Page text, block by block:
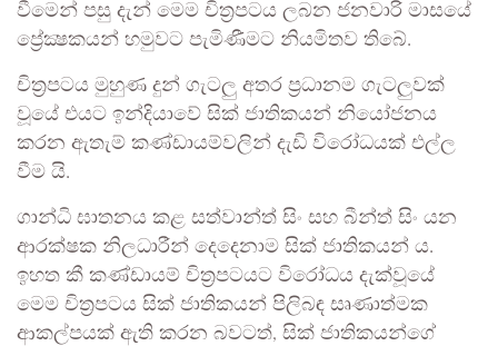
වීමෙන් පසු දැන් මෙම චිත්‍රපටය ලබන ජනවාරි මාසයේ
ප්‍රේක්‍ෂකයන් හමුවට පැමිණීමට නියමිතව තිබේ.
චිත්‍රපටය මුහුණ දුන් ගැටලු අතර ප්‍රධානම ගැටලුවක්
වූයේ එයට ඉන්දියාවේ සික් ජාතිකයන් නියෝජනය
කරන ඇතැම් කණ්ඩායම්වලින් දැඩි විරෝධයක් එල්ල
වීම යි.
ගාන්ධි ඝාතනය කළ සත්වාන්ත් සිං සහ බීන්ත් සිං යන
ආරක්ෂක නිලධාරීන් දෙදෙනාම සික් ජාතිකයන් ය.
ඉහත කී කණ්ඩායම් චිත්‍රපටයට විරෝධය දැක්වූයේ
මෙම චිත්‍රපටය සික් ජාතිකයන් පිලිබඳ සෘණාත්මක
ආකල්පයක් ඇති කරන බවටත්, සික් ජාතිකයන්ගේ